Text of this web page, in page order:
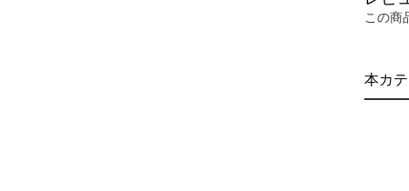
この商
本カ